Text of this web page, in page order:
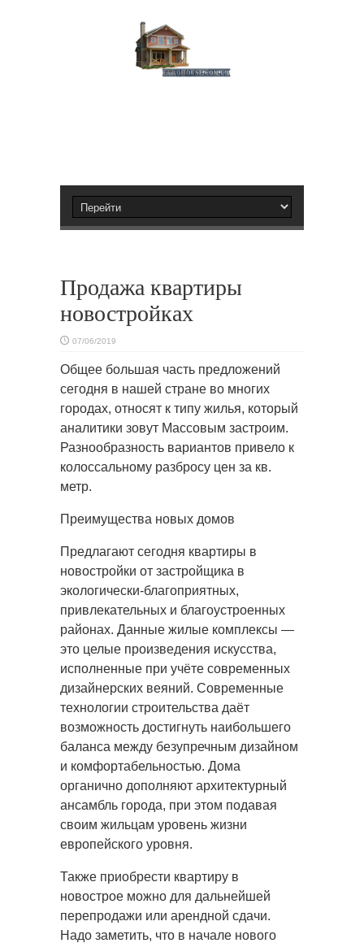
Продажа квартиры
новостройках
07/06/2019
Общее большая часть предложений
сегодня в нашей стране во многих
городах, относят к типу жилья, который
аналитики зовут Массовым застроим.
Разнообразность вариантов привело к
колоссальному разбросу цен за кв.
метр.
Преимущества новых домов
Предлагают сегодня квартиры в
новостройки от застройщика в
экологически-благоприятных,
привлекательных и благоустроенных
районах. Данные жилые комплексы —
это целые произведения искусства,
исполненные при учёте современных
дизайнерских веяний. Современные
технологии строительства даёт
возможность достигнуть наибольшего
баланса между безупречным дизайном
и комфортабельностью. Дома
органично дополняют архитектурный
ансамбль города, при этом подавая
своим жильцам уровень жизни
европейского уровня.
Также приобрести квартиру в
новострое можно для дальнейшей
перепродажи или арендной сдачи.
Надо заметить, что в начале нового